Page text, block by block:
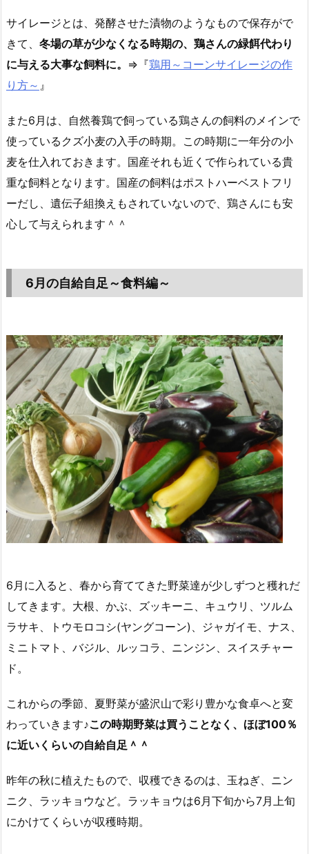
サイレージとは、発酵させた漬物のようなもので保存がで
きて、 冬場の草が少なくなる時期の、鶏さんの緑餌代わり
に与える大事な飼料に。 ⇒『鶏用～コーンサイレージの作
り方～ 』
また6月は、自然養鶏で飼っている鶏さんの飼料のメインで
使っているクズ小麦の入手の時期。この時期に一年分の小
麦を仕入れておきます。国産それも近くで作られている貴
重な飼料となります。国産の飼料はポストハーベストフリ
ーだし、遺伝子組換えもされていないので、鶏さんにも安
心して与えられます＾＾
6月の自給自足～食料編～
6月に入ると、春から育ててきた野菜達が少しずつと穫れだ
してきます。大根、かぶ、ズッキーニ、キュウリ、ツルム
ラサキ、トウモロコシ(ヤングコーン)、ジャガイモ、ナス、
ミニトマト、バジル、ルッコラ、ニンジン、スイスチャー
ド。
これからの季節、夏野菜が盛沢山で彩り豊かな食卓へと変
わっていきます♪この時期野菜は買うことなく、ほぼ100％
に近いくらいの自給自足＾＾
昨年の秋に植えたもので、収穫できるのは、玉ねぎ、ニン
ニク、ラッキョウなど。ラッキョウは6月下旬から7月上旬
にかけてくらいが収穫時期。